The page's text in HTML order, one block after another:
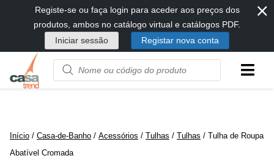
diretamente
conteúdo
Registe-se ou faça login para aceder aos preços dos
produtos, ambos no catálogo virtual e catálogos PDF.
Iniciar sessão
Registar nova conta
⨯
Product
name
Início / Casa-de-Banho / Acessórios / Tulhas / Tulhas / Tulha de Roupa
Abatível Cromada